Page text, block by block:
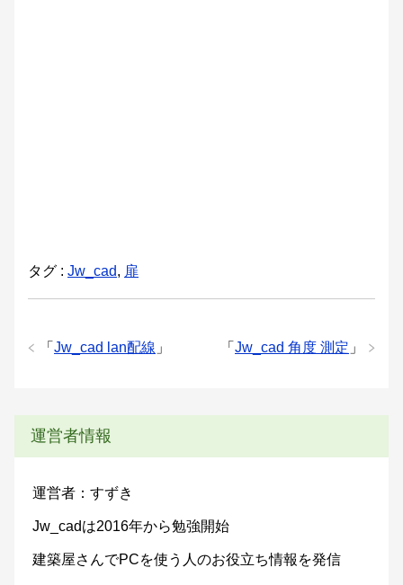
タグ : Jw_cad, 扉
「 Jw_cad 角度 測定 」
「 Jw_cad lan配線 」
運営者情報
運営者：すずき
Jw_cadは2016年から勉強開始
建築屋さんでPCを使う人のお役立ち情報を発信